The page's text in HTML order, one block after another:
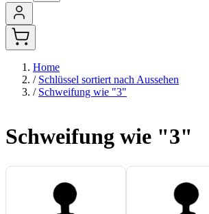
Home
/ Schlüssel sortiert nach Aussehen
/ Schweifung wie "3"
Schweifung wie "3"